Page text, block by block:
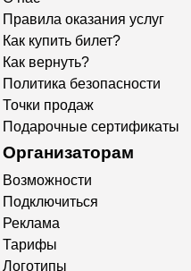
Правила оказания услуг
Как купить билет?
Как вернуть?
Политика безопасности
Точки продаж
Подарочные сертификаты
Организаторам
Возможности
Подключиться
Реклама
Тарифы
Логотипы